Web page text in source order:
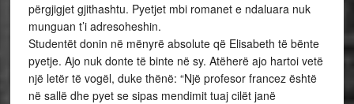
përgjigjet gjithashtu. Pyetjet mbi romanet e ndaluara nuk
munguan t’i adresoheshin.
Studentët donin në mënyrë absolute që Elisabeth të bënte
pyetje. Ajo nuk donte të binte në sy. Atëherë ajo hartoi vetë
një letër të vogël, duke thënë: “Një profesor francez është
në sallë dhe pyet se sipas mendimit tuaj cilët janë